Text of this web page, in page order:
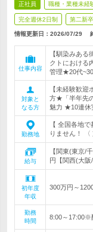
正社員 職種・業種未経
完全週休2日制 第二新
情報更新日：2026/07/29
仕事内容
【馴染みあ
クトにおける
管理★20代
対象と
なる方
【未経験歓
方★「半年先
魅力 ★10連休
勤務地
【 全国各地
りません！ 〈
給与
【関東(東京/
円【関西(大
初年度
年収
300万円～
勤務
時間
8:00～17:00※